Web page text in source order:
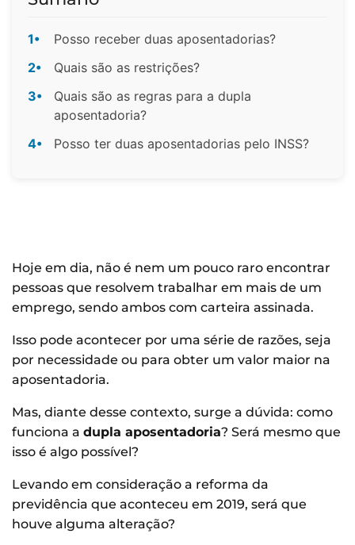
1•
Posso receber duas aposentadorias?
2•
Quais são as restrições?
3•
Quais são as regras para a dupla
aposentadoria?
4•
Posso ter duas aposentadorias pelo INSS?
Hoje em dia, não é nem um pouco raro encontrar
pessoas que resolvem trabalhar em mais de um
emprego, sendo ambos com carteira assinada.
Isso pode acontecer por uma série de razões, seja
por necessidade ou para obter um valor maior na
aposentadoria.
Mas, diante desse contexto, surge a dúvida: como
funciona a dupla aposentadoria? Será mesmo que
isso é algo possível?
Levando em consideração a reforma da
previdência que aconteceu em 2019, será que
houve alguma alteração?